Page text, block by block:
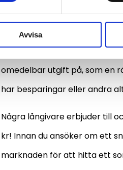
Avvisa
Så hittar
Ett litet snabblån utan
omedelbar utgift på, som en
har besparingar eller andra
Några långivare erbjuder till
kr! Innan du ansöker om ett
marknaden för att hitta ett